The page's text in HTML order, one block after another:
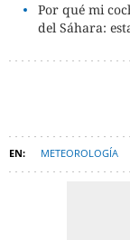
Por qué mi
del Sáhara:
METEOROLOGÍA